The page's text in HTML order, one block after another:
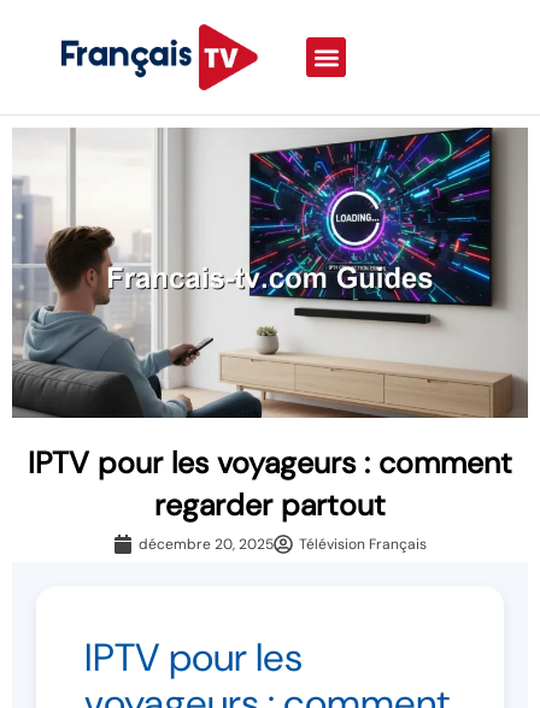
IPTV pour les voyageurs : comment
regarder partout
décembre 20, 2025 Télévision Français
IPTV pour les